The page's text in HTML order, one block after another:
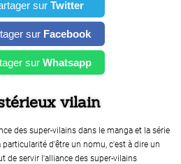
sur Twitter
sur Facebook
sur Whatsapp
vilain
des super-vilains dans le manga et la série
d'être un nomu, c'est à dire un
de servir l'alliance des super-vilains